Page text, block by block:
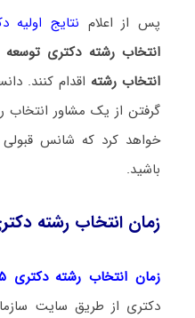
پس از اعلام نتایج اولیه
انتخاب رشته دکتری توسعه
انتخاب رشته اقدام کنند.
گرفتن از یک مشاور
خواهد کرد که شانس قبولی
باشید.
زمان انتخاب رشته
زمان انتخاب رشته دکتری ۱۴۰۵
دکتری از طریق سایت